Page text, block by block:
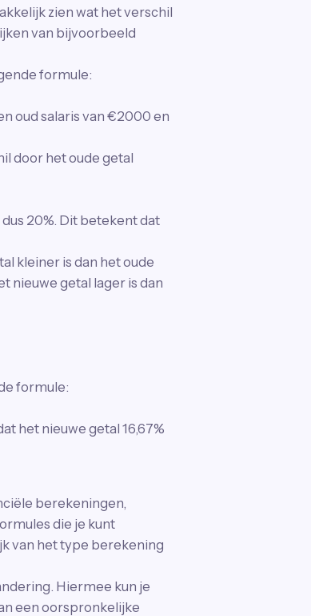
zien wat het verschil
van bijvoorbeeld
formule:
oud salaris van €2000 en
door het oude getal
20%. Dit betekent dat
kleiner is dan het oude
nieuwe getal lager is dan
formule:
het nieuwe getal 16,67%
berekeningen,
die je kunt
van het type berekening
Hiermee kun je
een oorspronkelijke